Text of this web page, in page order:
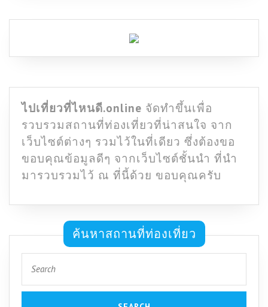
ไปเที่ยวที่ไหนดี.online จัดทำขึ้นเพื่อ
รวบรวมสถานที่ท่องเที่ยวที่น่าสนใจ จาก
เว็บไซต์ต่างๆ รวมไว้ในที่เดียว ซึ่งต้องขอ
ขอบคุณข้อมูลดีๆ จากเว็บไซต์ชั้นนำ ที่นำ
มารวบรวมไว้ ณ ที่นี้ด้วย ขอบคุณครับ
ค้นหาสถานที่ท่องเที่ยว
for: